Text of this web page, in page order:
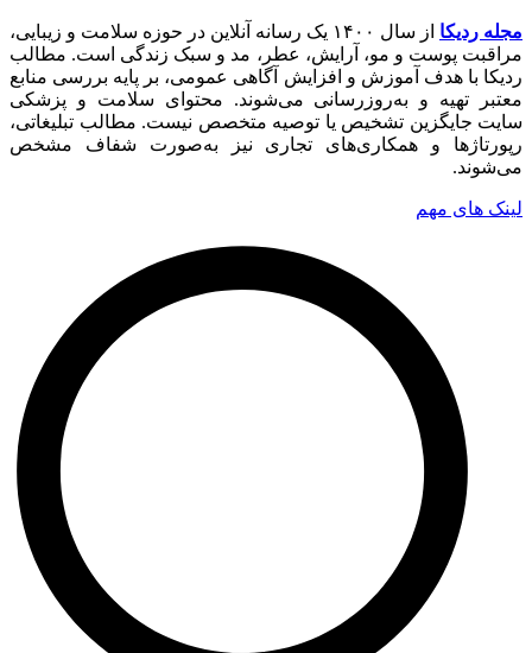
مجله ردیکا
از سال ۱۴۰۰ یک رسانه آنلاین در حوزه سلامت و زیبایی،
مراقبت پوست و مو، آرایش، عطر، مد و سبک زندگی است. مطالب
ردیکا با هدف آموزش و افزایش آگاهی عمومی، بر پایه بررسی منابع
معتبر تهیه و به‌روزرسانی می‌شوند. محتوای سلامت و پزشکی
سایت جایگزین تشخیص یا توصیه متخصص نیست. مطالب تبلیغاتی،
رپورتاژها و همکاری‌های تجاری نیز به‌صورت شفاف مشخص
می‌شوند.
لینک های مهم